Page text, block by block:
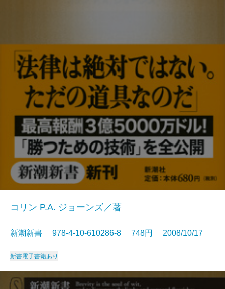
コリン P.A. ジョーンズ／著
新潮新書 978-4-10-610286-8 748円 2008/10/17
新書電子書籍あり